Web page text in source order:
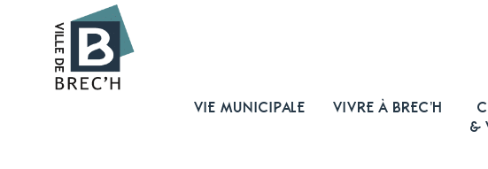
VIE MUNICIPALE VIVRE À BREC’H
&